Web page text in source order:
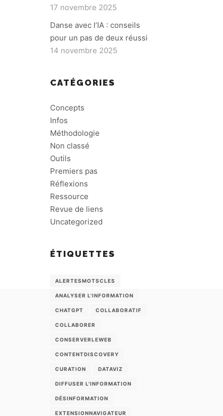
17 novembre 2025
Danse avec l’IA : conseils
pour un pas de deux réussi
14 novembre 2025
CATÉGORIES
Concepts
Infos
Méthodologie
Non classé
Outils
Premiers pas
Réflexions
Ressource
Revue de liens
Uncategorized
ÉTIQUETTES
ALERTESMOTSCLES
ANALYSER L'INFORMATION
CHATGPT COLLABORATIF
COLLABORER
CONSERVERLEWEB
CONTENTDISCOVERY
CURATION DATAVIZ
DIFFUSER L'INFORMATION
DÉSINFORMATION
EXTENSIONNAVIGATEUR